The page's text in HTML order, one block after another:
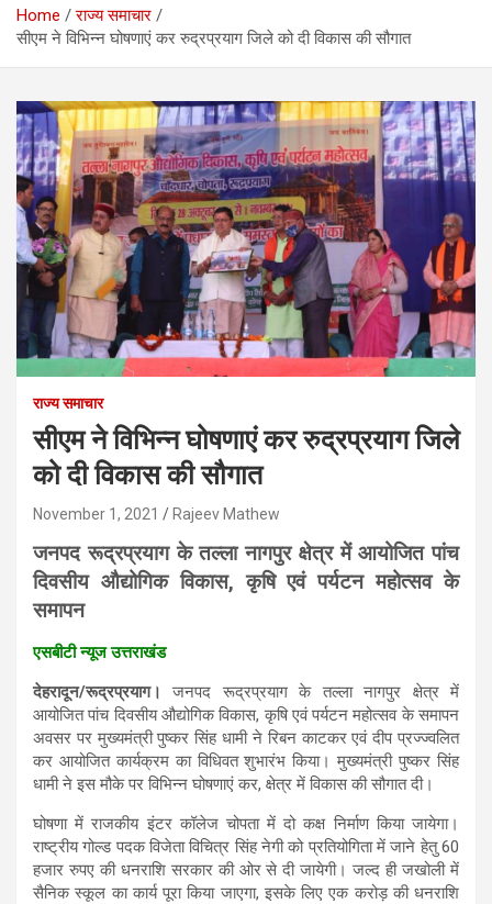
Home
राज्य समाचार
सीएम ने विभिन्न घोषणाएं कर रुद्रप्रयाग जिले को दी विकास की सौगात
राज्य समाचार
सीएम ने विभिन्न घोषणाएं कर रुद्रप्रयाग जिले
को दी विकास की सौगात
November 1, 2021 Rajeev Mathew
जनपद रूद्रप्रयाग के तल्ला नागपुर क्षेत्र में आयोजित पांच
दिवसीय औद्योगिक विकास, कृषि एवं पर्यटन महोत्सव के
समापन
एसबीटी न्यूज उत्तराखंड
देहरादून/रूद्रप्रयाग।
जनपद रूद्रप्रयाग के तल्ला नागपुर क्षेत्र में
आयोजित पांच दिवसीय औद्योगिक विकास, कृषि एवं पर्यटन महोत्सव के समापन
अवसर पर मुख्यमंत्री पुष्कर सिंह धामी ने रिबन काटकर एवं दीप प्रज्ज्वलित
कर आयोजित कार्यक्रम का विधिवत शुभारंभ किया। मुख्यमंत्री पुष्कर सिंह
धामी ने इस मौके पर विभिन्न घोषणाएं कर, क्षेत्र में विकास की सौगात दी।
घोषणा में राजकीय इंटर कॉलेज चोपता में दो कक्ष निर्माण किया जायेगा।
राष्ट्रीय गोल्ड पदक विजेता विचित्र सिंह नेगी को प्रतियोगिता में जाने हेतु 60
हजार रुपए की धनराशि सरकार की ओर से दी जायेगी। जल्द ही जखोली में
सैनिक स्कूल का कार्य पूरा किया जाएगा, इसके लिए एक करोड़ की धनराशि